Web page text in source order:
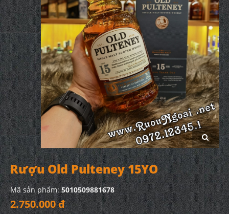
Rượu Old Pulteney 15YO
Mã sản phẩm:5010509881678
2.750.000 đ